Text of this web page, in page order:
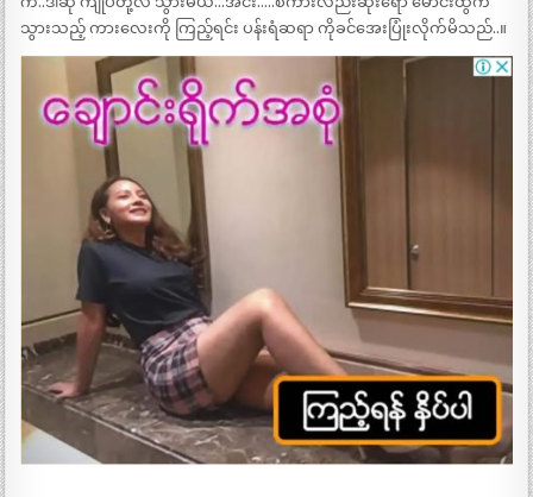
သွားသည့် ကားလေးကို ကြည့်ရင်း ပန်းရံဆရာ ကိုခင်အေးပြုံးလိုက်မိသည်..။